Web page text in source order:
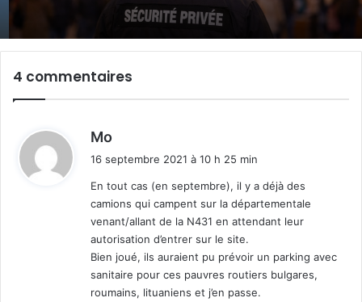
4 commentaires
Mo
:
16 septembre 2021 à 10 h 25 min
En tout cas (en septembre), il y a déjà des
camions qui campent sur la départementale
venant/allant de la N431 en attendant leur
autorisation d’entrer sur le site.
Bien joué, ils auraient pu prévoir un parking avec
sanitaire pour ces pauvres routiers bulgares,
roumains, lituaniens et j’en passe.